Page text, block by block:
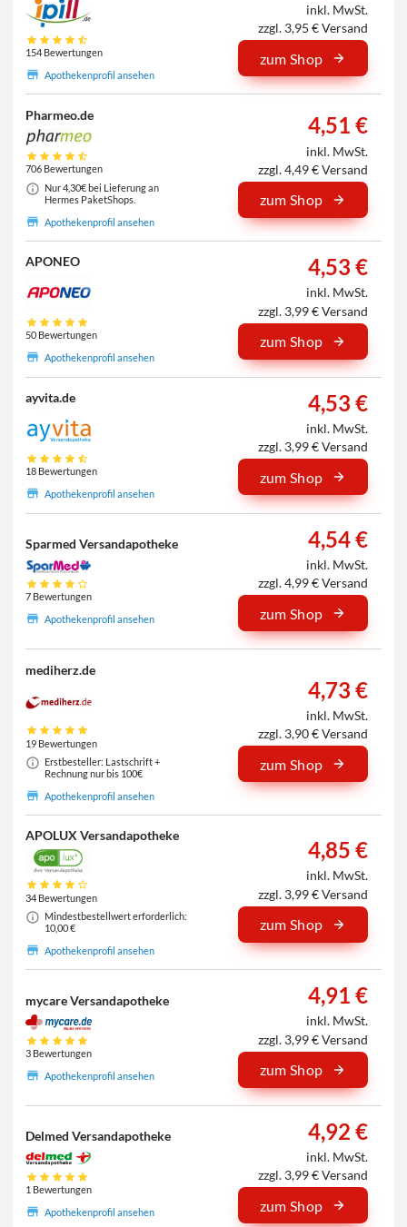
154 Bewertungen
Apothekenprofil ansehen
inkl. MwSt.
zzgl. 3,95 € Versand
zum Shop
Pharmeo.de
706 Bewertungen
Nur 4,30€ bei Lieferung an
Hermes PaketShops.
Apothekenprofil ansehen
4,51 €
inkl. MwSt.
zzgl. 4,49 € Versand
zum Shop
APONEO
50 Bewertungen
Apothekenprofil ansehen
4,53 €
inkl. MwSt.
zzgl. 3,99 € Versand
zum Shop
ayvita.de
18 Bewertungen
Apothekenprofil ansehen
4,53 €
inkl. MwSt.
zzgl. 3,99 € Versand
zum Shop
Sparmed Versandapotheke
7 Bewertungen
Apothekenprofil ansehen
4,54 €
inkl. MwSt.
zzgl. 4,99 € Versand
zum Shop
mediherz.de
19 Bewertungen
Erstbesteller: Lastschrift +
Rechnung nur bis 100€
Apothekenprofil ansehen
4,73 €
inkl. MwSt.
zzgl. 3,90 € Versand
zum Shop
APOLUX Versandapotheke
34 Bewertungen
Mindestbestellwert erforderlich:
10,00 €
Apothekenprofil ansehen
4,85 €
inkl. MwSt.
zzgl. 3,99 € Versand
zum Shop
mycare Versandapotheke
3 Bewertungen
Apothekenprofil ansehen
4,91 €
inkl. MwSt.
zzgl. 3,99 € Versand
zum Shop
Delmed Versandapotheke
1 Bewertungen
Apothekenprofil ansehen
4,92 €
inkl. MwSt.
zzgl. 3,99 € Versand
zum Shop